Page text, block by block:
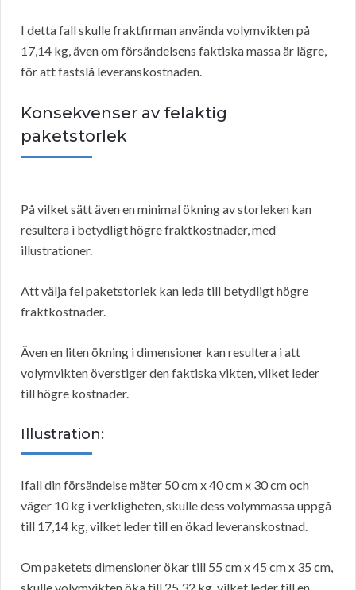
I detta fall skulle fraktfirman använda volymvikten på
17,14 kg, även om försändelsens faktiska massa är lägre,
för att fastslå leveranskostnaden.
Konsekvenser av felaktig
paketstorlek
På vilket sätt även en minimal ökning av storleken kan
resultera i betydligt högre fraktkostnader, med
illustrationer.
Att välja fel paketstorlek kan leda till betydligt högre
fraktkostnader.
Även en liten ökning i dimensioner kan resultera i att
volymvikten överstiger den faktiska vikten, vilket leder
till högre kostnader.
Illustration:
Ifall din försändelse mäter 50 cm x 40 cm x 30 cm och
väger 10 kg i verkligheten, skulle dess volymmassa uppgå
till 17,14 kg, vilket leder till en ökad leveranskostnad.
Om paketets dimensioner ökar till 55 cm x 45 cm x 35 cm,